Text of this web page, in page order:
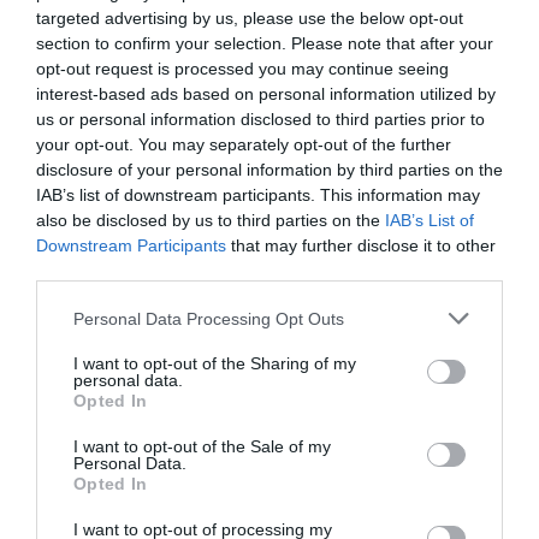
targeted advertising by us, please use the below opt-out
section to confirm your selection. Please note that after your
opt-out request is processed you may continue seeing
interest-based ads based on personal information utilized by
us or personal information disclosed to third parties prior to
your opt-out. You may separately opt-out of the further
disclosure of your personal information by third parties on the
IAB’s list of downstream participants. This information may
also be disclosed by us to third parties on the IAB’s List of
Downstream Participants that may further disclose it to other
Personal Data Processing Opt Outs
I want to opt-out of the Sharing of my
personal data.
Opted In
I want to opt-out of the Sale of my
Personal Data.
Opted In
I want to opt-out of processing my
δημιουργήσει έναν συγγενικό ιό, πόσο δύσκολο θα ήταν
να παρασκευάσει κάποιος ένα φονικό βιολογικό όπλο,
μέσω της αναδημιουργίας του ιού της ευλογιάς;
Ο επικεφαλής της μελέτης, ο ιολόγος Ντέιβιντ Έβανς
του Πανεπιστημίου του Έντμοντον, δεν έκρυψε σε
δημόσια τοποθέτηση του πώς το πείραμα εμπίπτει στην
κατηγορία της «έρευνας διπλής χρήσης».
Ότι δηλαδή θα
τότε δεν υπήρχε για την ασθένεια, το απόλυτο κακό θα
ήταν η «νεκρανάσταση» του ιού, με βάση το γνωστό
γονιδίωμά του.
«Δεν γνωρίζω αν αυξήθηκε το ρίσκο τώρα που δείξαμε
πώς μπορεί να γίνει, αλλά η αλήθεια είναι ότι το ρίσκο